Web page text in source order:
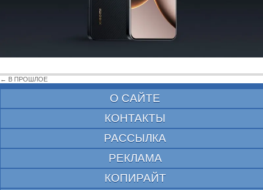
← В ПРОШЛОЕ
О САЙТЕ
КОНТАКТЫ
РАССЫЛКА
РЕКЛАМА
КОПИРАЙТ